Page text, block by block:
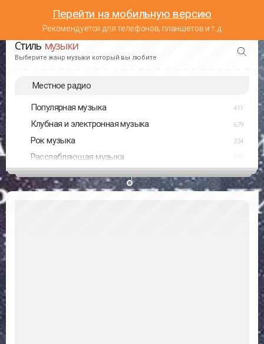
Перейти на мобильную версию
Рекомендуется для телефонов, планшетов и т.д
Стиль музыки
Выберите жанр музыки который вы любите
Местное радио
Популярная музыка 411
Клубная и электронная музыка 679
Рок музыка 334
Расслабляющая музыка